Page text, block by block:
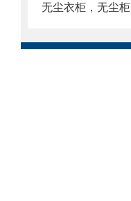
无尘衣柜，无尘柜